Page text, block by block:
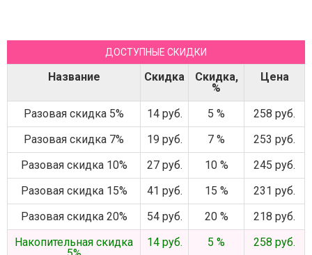
ДОСТУПНЫЕ СКИДКИ
Название Скидка
Скидка,
%
Цена
Разовая скидка 5% 14 руб. 5 %
258 руб.
Разовая скидка 7%
19 руб. 7 %
253 руб.
Разовая скидка 10%
27 руб. 10 %
245 руб.
Разовая скидка 15%
41 руб. 15 %
231 руб.
Разовая скидка 20%
54 руб. 20 %
218 руб.
Накопительная скидка
14 руб. 5 % 258 руб.